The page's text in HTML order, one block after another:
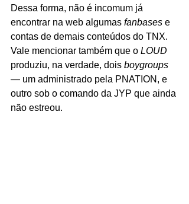
Dessa forma, não é incomum já
encontrar na web algumas fanbases e
contas de demais conteúdos do TNX.
Vale mencionar também que o LOUD
produziu, na verdade, dois boygroups
— um administrado pela PNATION, e
outro sob o comando da JYP que ainda
não estreou.